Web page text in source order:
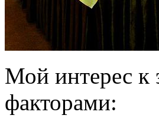
Мой интерес к
факторами: